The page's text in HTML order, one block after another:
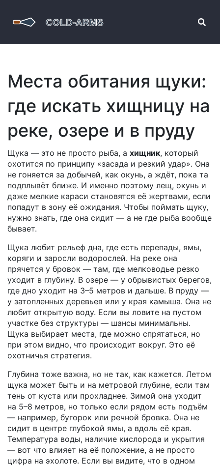
Места обитания щуки:
где искать хищницу на
реке, озере и в пруду
Щука — это не просто рыба, а хищник, который
охотится по принципу «засада и резкий удар». Она
не гоняется за добычей, как окунь, а ждёт, пока та
подплывёт ближе. И именно поэтому лещ, окунь и
даже мелкие караси становятся её жертвами, если
попадут в зону её ожидания. Чтобы поймать щуку,
нужно знать, где она сидит — а не где рыба вообще
бывает.
Щука любит рельеф дна, где есть перепады, ямы,
коряги и заросли водорослей. На реке она
прячется у бровок — там, где мелководье резко
уходит в глубину. В озере — у обрывистых берегов,
где дно уходит на 3–5 метров и дальше. В пруду —
у затопленных деревьев или у края камыша. Она не
любит открытую воду. Если вы ловите на пустом
участке без структуры — шансы минимальны.
Щука выбирает места, где можно спрятаться, но
при этом видно, что происходит вокруг. Это её
охотничья стратегия.
Глубина тоже важна, но не так, как кажется. Летом
щука может быть и на метровой глубине, если там
тень от куста или прохладнее. Зимой она уходит
на 5–8 метров, но только если рядом есть подъём
— например, бугорок или речной бровка. Она не
сидит в центре глубокой ямы, а вдоль её края.
Температура воды, наличие кислорода и укрытия
— вот что влияет на её положение, а не просто
цифра на эхолоте. Если вы видите, что в одном